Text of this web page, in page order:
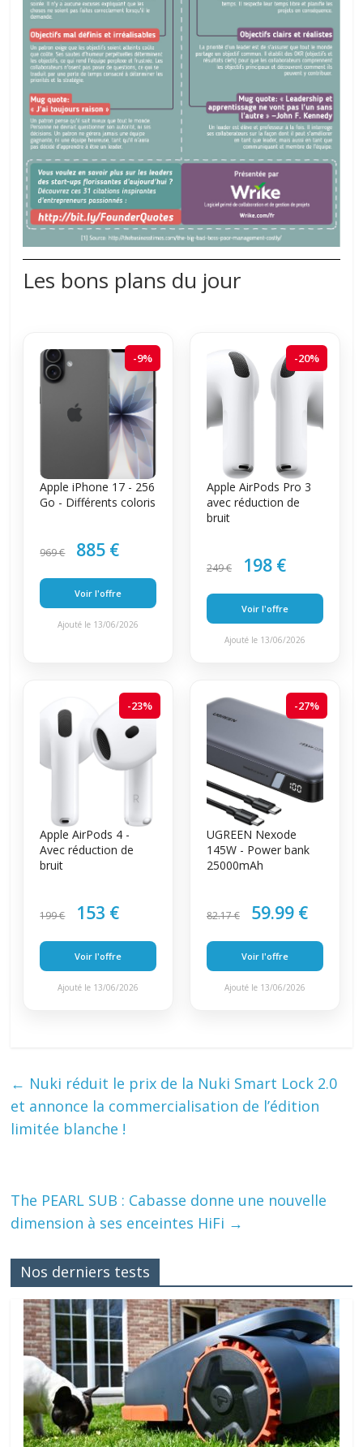
Les bons plans du jour
-9%
Apple iPhone 17 - 256
Go - Différents coloris
969 € 885 €
Voir l'offre
Ajouté le 13/06/2026
-20%
Apple AirPods Pro 3
avec réduction de
bruit
249 € 198 €
Voir l'offre
Ajouté le 13/06/2026
-23%
Apple AirPods 4 -
Avec réduction de
bruit
199 € 153 €
Voir l'offre
Ajouté le 13/06/2026
-27%
UGREEN Nexode
145W - Power bank
25000mAh
82.17 € 59.99 €
Voir l'offre
Ajouté le 13/06/2026
← Nuki réduit le prix de la Nuki Smart Lock 2.0
et annonce la commercialisation de l’édition
limitée blanche !
The PEARL SUB : Cabasse donne une nouvelle
dimension à ses enceintes HiFi →
Nos derniers tests